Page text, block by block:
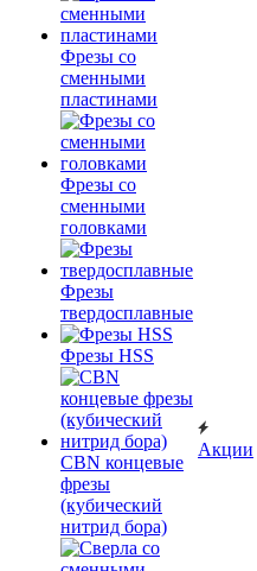
Фрезы со
сменными
пластинами
Фрезы со
сменными
головками
Фрезы
твердосплавные
Фрезы HSS
CBN концевые
фрезы
(кубический
нитрид бора)
Акции